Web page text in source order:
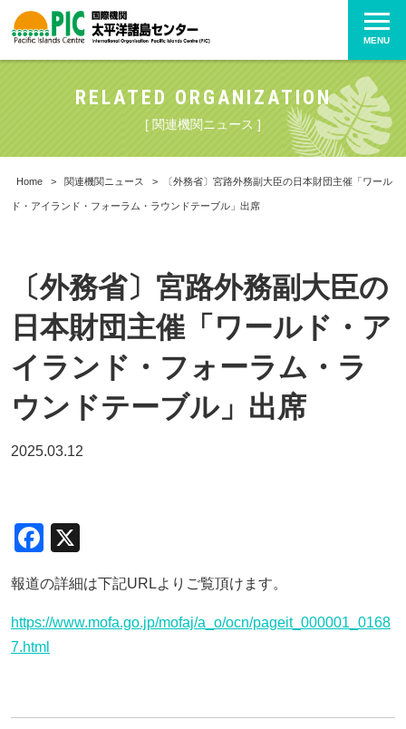
MENU
RELATED ORGANIZATION
[ 関連機関ニュース ]
Home > 関連機関ニュース > 〔外務省〕宮路外務副大臣の日本財団主催「ワール
ド・アイランド・フォーラム・ラウンドテーブル」出席
〔外務省〕宮路外務副大臣の
日本財団主催「ワールド・ア
イランド・フォーラム・ラ
ウンドテーブル」出席
2025.03.12
F
c
e
b
o
報道の詳細は下記URLよりご覧頂けます。
https://www.mofa.go.jp/mofaj/a_o/ocn/pageit_000001_0168
7.html